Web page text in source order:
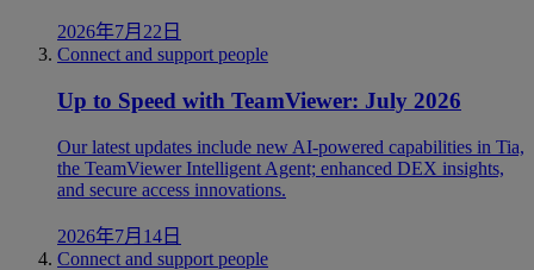
2026年7月22日
Connect and support people
Up to Speed with TeamViewer: July 2026
Our latest updates include new AI-powered capabilities in Tia,
the TeamViewer Intelligent Agent; enhanced DEX insights,
and secure access innovations.
2026年7月14日
Connect and support people